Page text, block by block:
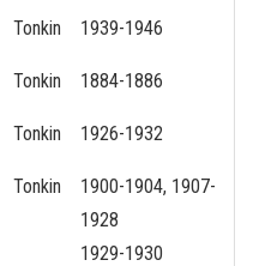
Tonkin 1939-1946
Tonkin 1884-1886
Tonkin 1926-1932
Tonkin
1900-1904, 1907-
1928
1929-1930